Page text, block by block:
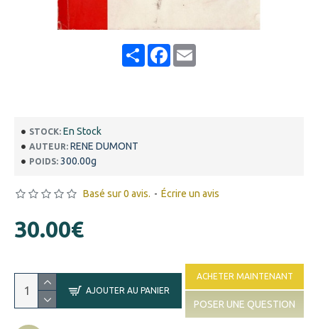
ShareFacebook
Email
STOCK: En Stock
AUTEUR: RENE DUMONT
POIDS: 300.00g
Basé sur 0 avis. - Écrire un avis
30.00€
AJOUTER AU PANIER
ACHETER MAINTENANT
POSER UNE QUESTION